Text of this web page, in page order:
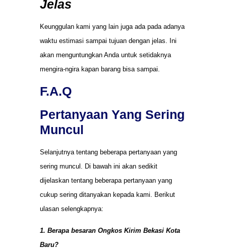
Jelas
Keunggulan kami yang lain juga ada pada adanya
waktu estimasi sampai tujuan dengan jelas. Ini
akan menguntungkan Anda untuk setidaknya
mengira-ngira kapan barang bisa sampai.
F.A.Q
Pertanyaan Yang Sering
Muncul
Selanjutnya tentang beberapa pertanyaan yang
sering muncul. Di bawah ini akan sedikit
dijelaskan tentang beberapa pertanyaan yang
cukup sering ditanyakan kepada kami. Berikut
ulasan selengkapnya:
1. Berapa besaran Ongkos Kirim Bekasi Kota
Baru?